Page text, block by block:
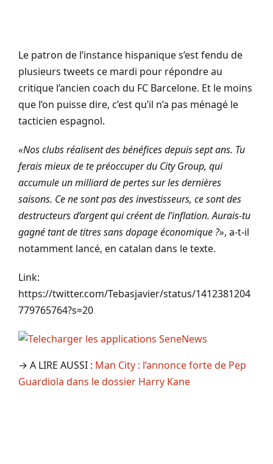
Le patron de l’instance hispanique s’est fendu de
plusieurs tweets ce mardi pour répondre au
critique l’ancien coach du FC Barcelone. Et le moins
que l’on puisse dire, c’est qu’il n’a pas ménagé le
tacticien espagnol.
«Nos clubs réalisent des bénéfices depuis sept ans. Tu
ferais mieux de te préoccuper du City Group, qui
accumule un milliard de pertes sur les dernières
saisons. Ce ne sont pas des investisseurs, ce sont des
destructeurs d’argent qui créent de l’inflation. Aurais-tu
gagné tant de titres sans dopage économique ?», a-t-il
notamment lancé, en catalan dans le texte.
Link:
https://twitter.com/Tebasjavier/status/1412381204
779765764?s=20
→ A LIRE AUSSI : Man City : l’annonce forte de Pep
Guardiola dans le dossier Harry Kane